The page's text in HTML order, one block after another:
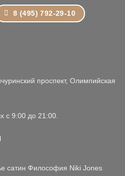
8 (495) 792-29-10
проспект, Олимпийская
с 9:00 до 21:00.
сатин Философия Niki Jones